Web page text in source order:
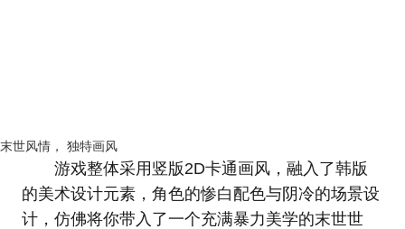
末世风情， 独特画风
游戏整体采用竖版2D卡通画风，融入了韩版
的美术设计元素，角色的惨白配色与阴冷的场景设
计，仿佛将你带入了一个充满暴力美学的末世世